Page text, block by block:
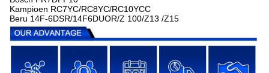
Kampioen RC7YC/RC8YC/RC10YCC
Beru 14F-6DSR/14F6DUOR/Z 100/Z13 /Z15